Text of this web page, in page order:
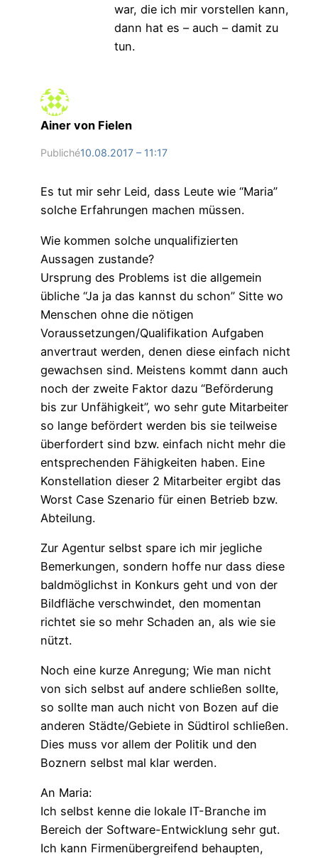
war, die ich mir vorstellen kann,
dann hat es – auch – damit zu
tun.
Ainer von Fielen
Publiché10.08.2017 – 11:17
Es tut mir sehr Leid, dass Leute wie “Maria”
solche Erfahrungen machen müssen.
Wie kommen solche unqualifizierten
Aussagen zustande?
Ursprung des Problems ist die allgemein
übliche “Ja ja das kannst du schon” Sitte wo
Menschen ohne die nötigen
Voraussetzungen/Qualifikation Aufgaben
anvertraut werden, denen diese einfach nicht
gewachsen sind. Meistens kommt dann auch
noch der zweite Faktor dazu “Beförderung
bis zur Unfähigkeit”, wo sehr gute Mitarbeiter
so lange befördert werden bis sie teilweise
überfordert sind bzw. einfach nicht mehr die
entsprechenden Fähigkeiten haben. Eine
Konstellation dieser 2 Mitarbeiter ergibt das
Worst Case Szenario für einen Betrieb bzw.
Abteilung.
Zur Agentur selbst spare ich mir jegliche
Bemerkungen, sondern hoffe nur dass diese
baldmöglichst in Konkurs geht und von der
Bildfläche verschwindet, den momentan
richtet sie so mehr Schaden an, als wie sie
nützt.
Noch eine kurze Anregung; Wie man nicht
von sich selbst auf andere schließen sollte,
so sollte man auch nicht von Bozen auf die
anderen Städte/Gebiete in Südtirol schließen.
Dies muss vor allem der Politik und den
Boznern selbst mal klar werden.
An Maria:
Ich selbst kenne die lokale IT-Branche im
Bereich der Software-Entwicklung sehr gut.
Ich kann Firmenübergreifend behaupten,